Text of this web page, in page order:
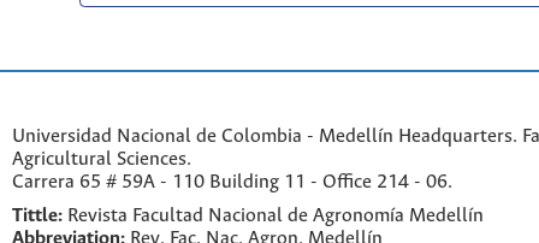
Universidad Nacional de Colombia - Medellín Headquarters.
Agricultural Sciences.
Carrera 65 # 59A - 110 Building 11 - Office 214 - 06.
Tittle: Revista Facultad Nacional de Agronomía Medellín
Abbreviation: Rev. Fac. Nac. Agron. Medellín